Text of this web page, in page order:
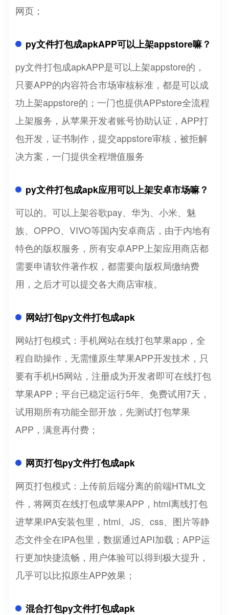
网页；
py文件打包成apkAPP可以上架appstore嘛？
py文件打包成apkAPP是可以上架appstore的，
只要APP的内容符合市场审核标准，都是可以成
功上架appstore的；一门也提供APPstore全流程
上架服务，从苹果开发者账号协助认证，APP打
包开发，证书制作，提交appstore审核，被拒解
决方案，一门提供全程增值服务
py文件打包成apk应用可以上架安卓市场嘛？
可以的。可以上架谷歌pay、华为、小米、魅
族、OPPO、VIVO等国内安卓商店，由于内地有
特色的版权服务，所有安卓APP上架应用商店都
需要申请软件著作权，都需要向版权局缴纳费
用，之后才可以提交各大商店审核。
网站打包py文件打包成apk
网站打包模式：手机网站在线打包苹果app，全
程自助操作，无需懂原生苹果APP开发技术，只
要有手机H5网站，注册成为开发者即可在线打包
苹果APP；平台已稳定运行5年、免费试用7天，
试用期所有功能全部开放，先测试打包苹果
APP，满意再付费；
网页打包py文件打包成apk
网页打包模式：上传前后端分离的前端HTML文
件，将网页在线打包成苹果APP，html离线打包
进苹果IPA安装包里，html、JS、css、图片等静
态文件全在IPA包里，数据通过API加载；APP运
行更加快捷流畅，用户体验可以得到极大提升，
几乎可以比拟原生APP效果；
混合打包py文件打包成apk